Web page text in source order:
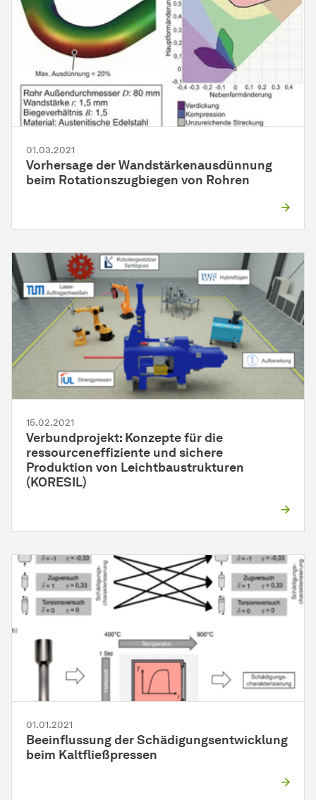
01.03.2021
Vorhersage der Wandstärkenausdünnung
beim Rotationszugbiegen von Rohren
15.02.2021
Verbundprojekt: Konzepte für die
ressourceneffiziente und sichere
Produktion von Leichtbaustrukturen
(KORESIL)
01.01.2021
Beeinflussung der Schädigungsentwicklung
beim Kaltfließpressen